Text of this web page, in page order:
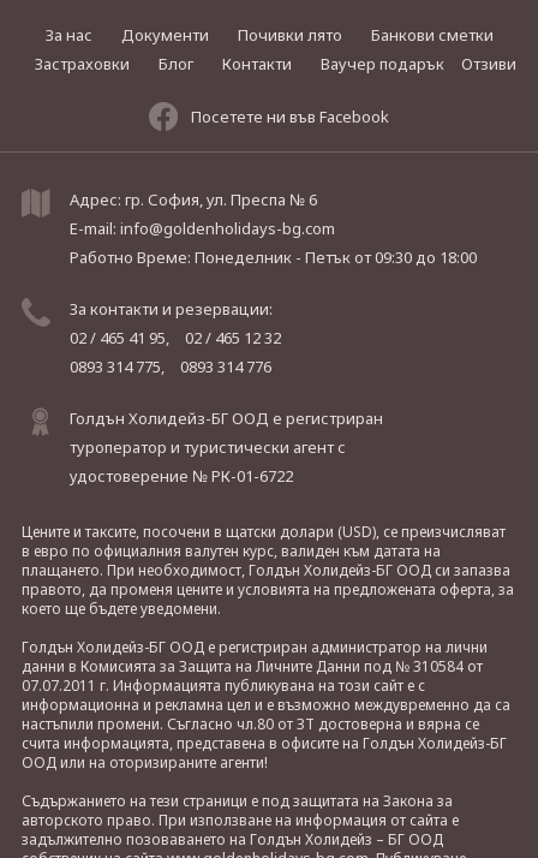
За нас Документи Почивки лято
Банкови сметки
Застраховки
Блог Контакти Ваучер подарък Отзиви
Посетете ни във Facebook
Адрес: гр. София, ул. Преспа № 6
E-mail: info@goldenholidays-bg.com
Работно Време: Понеделник - Петъкот 09:30 до 18:00
За контакти и резервации:
02 / 465 41 95,
02 / 465 12 32
0893 314 775,
0893 314 776
Голдън Холидейз-БГ ООД е регистриран
туроператор и туристически агент с
удостоверение № РК-01-6722
Цените и таксите, посочени в щатски долари (USD), се преизчисляват
в евро по официалния валутен курс, валиден към датата на
плащането. При необходимост, Голдън Холидейз-БГ ООД си запазва
правото, да променя цените и условията на предложената оферта, за
което ще бъдете уведомени.
Голдън Холидейз-БГ ООД е регистриран администратор на лични
данни в Комисията за Защита на Личните Данни под № 310584 от
07.07.2011 г. Информацията публикувана на този сайт е с
информационна и рекламна цел и е възможно междувременно да са
настъпили промени. Съгласно чл.80 от ЗТ достоверна и вярна се
счита информацията, представена в офисите на Голдън Холидейз-БГ
ООД или на оторизираните агенти!
Съдържанието на тези страници е под защитата на Закона за
авторското право. При използване на информация от сайта е
задължително позоваването на Голдън Холидейз – БГ ООД